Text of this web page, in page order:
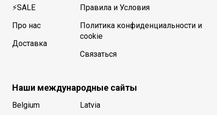
⚡SALE
Про нас
Доставка
Правила и Условия
Политика конфиденциальности и
cookie
Связаться
Наши международные сайты
Belgium
Latvia